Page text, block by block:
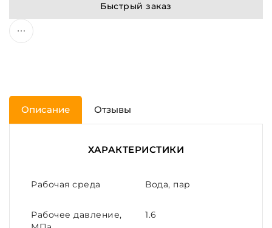
Быстрый заказ
Описание Отзывы
ХАРАКТЕРИСТИКИ
Рабочая среда Вода, пар
Рабочее давление,
1.6